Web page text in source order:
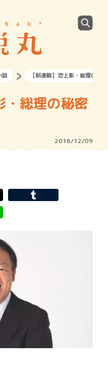
説 【新連載】池上彰・総理の秘
・総理の秘密
2016/12/09